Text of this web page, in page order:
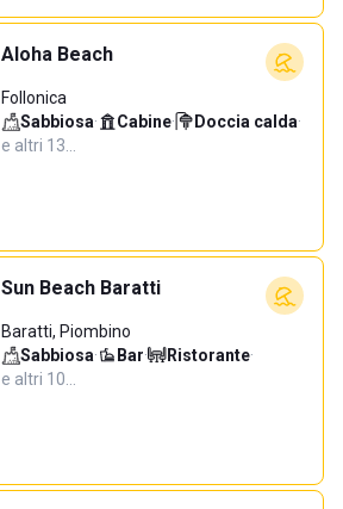
Aloha Beach
Follonica
Sabbiosa· Cabine· Doccia calda·
e altri 13…
Sun Beach Baratti
Baratti, Piombino
Sabbiosa· Bar· Ristorante·
e altri 10…